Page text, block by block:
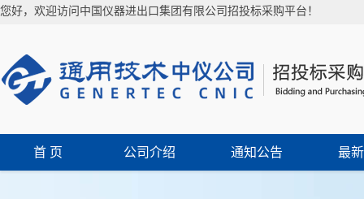
您好，欢迎访问中国仪器进出口集团有限公司招投标采购平台！
首 页 公司介绍 通知公告 最